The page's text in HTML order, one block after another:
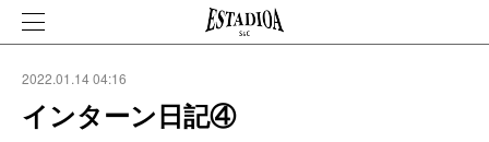
2022.01.14 04:16
インターン日記④